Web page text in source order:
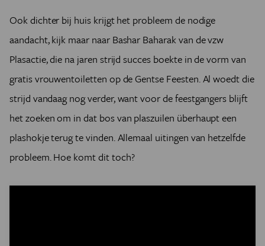
Ook dichter bij huis krijgt het probleem de nodige
aandacht, kijk maar naar Bashar Baharak van de vzw
Plasactie, die na jaren strijd succes boekte in de vorm van
gratis vrouwentoiletten op de Gentse Feesten. Al woedt die
strijd vandaag nog verder, want voor de feestgangers blijft
het zoeken om in dat bos van plaszuilen überhaupt een
plashokje terug te vinden. Allemaal uitingen van hetzelfde
probleem. Hoe komt dit toch?